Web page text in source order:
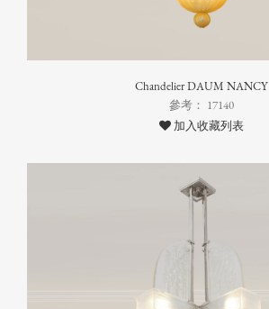
Chandelier DAUM NANCY
參考： 17140
加入收藏列表